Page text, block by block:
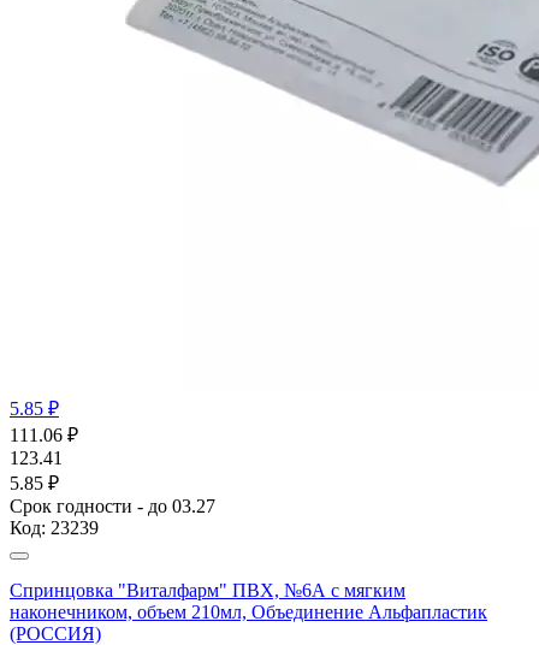
5.85 ₽
111.06 ₽
123.41
5.85 ₽
Срок годности - до 03.27
Код: 23239
Спринцовка "Виталфарм" ПВХ, №6А с мягким
наконечником, объем 210мл, Объединение Альфапластик
(РОССИЯ)